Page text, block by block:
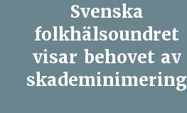
Svenska
folkhälsoundret
visar behovet av
skademinimering